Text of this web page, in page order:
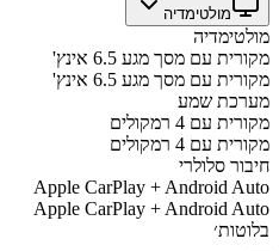
מולטימדיה
מולטימדיה
מקורית עם מסך מגע 6.5 אינץ'
מקורית עם מסך מגע 6.5 אינץ'
מערכת שמע
מקורית עם 4 רמקולים
מקורית עם 4 רמקולים
חיבור סלולרי
Apple CarPlay + Android Auto
Apple CarPlay + Android Auto
בלוטות׳